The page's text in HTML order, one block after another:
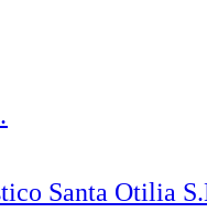
Santa Otilia